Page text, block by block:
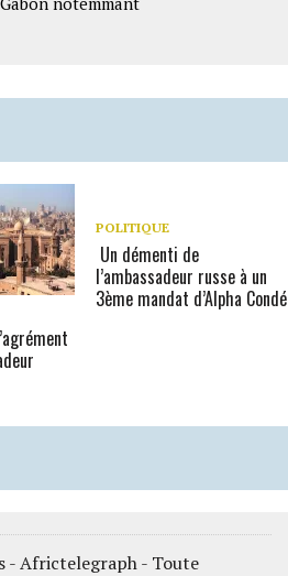
POLITIQUE
Un démenti de
l’ambassadeur russe à un
3ème mandat d’Alpha Condé
- Africtelegraph - Toute